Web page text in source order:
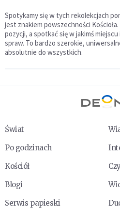
Spotykamy się w tych rekolekcjach
jest znakiem powszechności
pozycji, a spotkać się w jakimś
spraw. To bardzo szerokie,
absolutnie do wszystkich.
Świat
Po godzinach
Kościół
Blogi
Serwis papieski